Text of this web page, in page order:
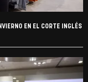
EN EL CORTE INGLÉS